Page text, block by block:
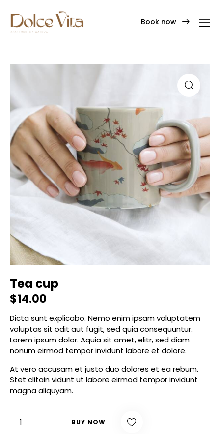
Book now
Tea cup
$14.00
Dicta sunt explicabo. Nemo enim ipsam voluptatem
voluptas sit odit aut fugit, sed quia consequuntur.
Lorem ipsum dolor. Aquia sit amet, elitr, sed diam
nonum eirmod tempor invidunt labore et dolore.
At vero accusam et justo duo dolores et ea rebum.
Stet clitain vidunt ut labore eirmod tempor invidunt
magna aliquyam.
BUY NOW